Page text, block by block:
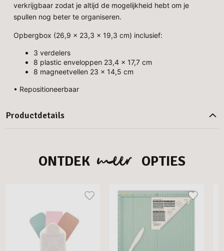
verkrijgbaar zodat je altijd de mogelijkheid hebt om je
spullen nog beter te organiseren.
Opbergbox (26,9 x 23,3 x 19,3 cm) inclusief:
3 verdelers
8 plastic enveloppen 23,4 x 17,7 cm
8 magneetvellen 23 x 14,5 cm
• Repositioneerbaar
Productdetails
ONTDEK meer OPTIES